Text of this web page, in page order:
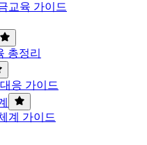
교육 가이드
총정리
응 가이드
계 가이드